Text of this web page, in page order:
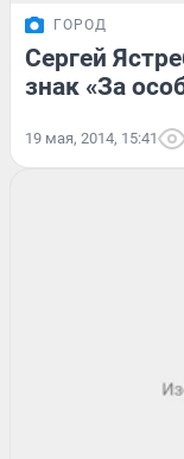
ГОРОД
Сергей
знак «За
19 мая, 2014, 15:41